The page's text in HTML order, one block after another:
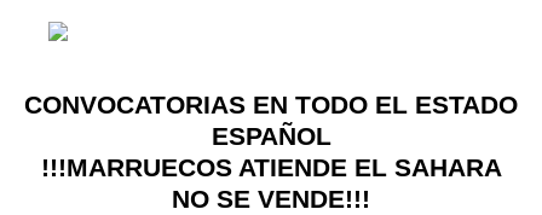
CONVOCATORIAS EN TODO EL ESTADO
ESPAÑOL
!!!MARRUECOS ATIENDE EL SAHARA
NO SE VENDE!!!